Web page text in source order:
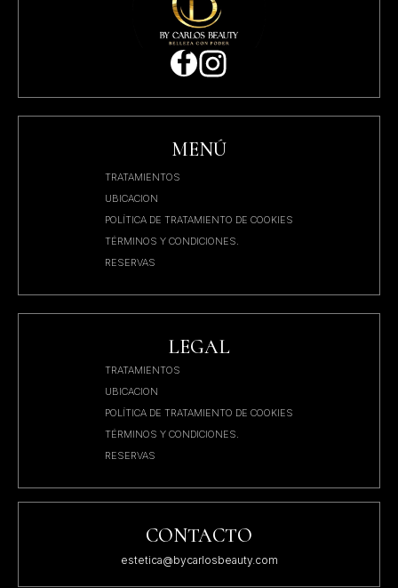
MENÚ
TRATAMIENTOS
UBICACION
POLÍTICA DE TRATAMIENTO DE COOKIES
TÉRMINOS Y CONDICIONES.
RESERVAS
LEGAL
TRATAMIENTOS
UBICACION
POLÍTICA DE TRATAMIENTO DE COOKIES
TÉRMINOS Y CONDICIONES.
RESERVAS
CONTACTO
estetica@bycarlosbeauty.com